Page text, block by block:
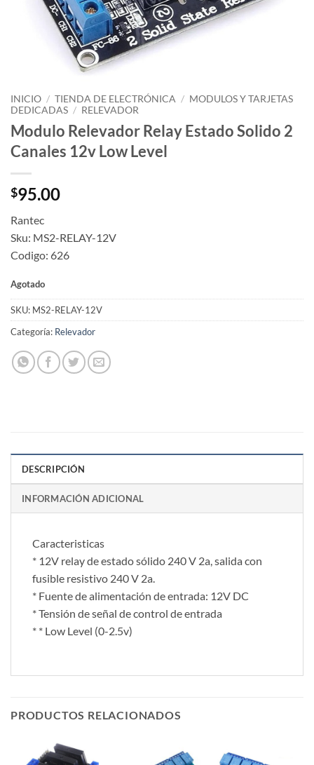
INICIO / TIENDA DE ELECTRÓNICA / MODULOS Y TARJETAS
DEDICADAS / RELEVADOR
Modulo Relevador Relay Estado Solido 2
Canales 12v Low Level
$95.00
Rantec
Sku: MS2-RELAY-12V
Codigo: 626
Agotado
SKU: MS2-RELAY-12V
Categoría: Relevador
DESCRIPCIÓN
INFORMACIÓN ADICIONAL
Caracteristicas
* 12V relay de estado sólido 240 V 2a, salida con
fusible resistivo 240 V 2a.
* Fuente de alimentación de entrada: 12V DC
* Tensión de señal de control de entrada
* * Low Level (0-2.5v)
PRODUCTOS RELACIONADOS